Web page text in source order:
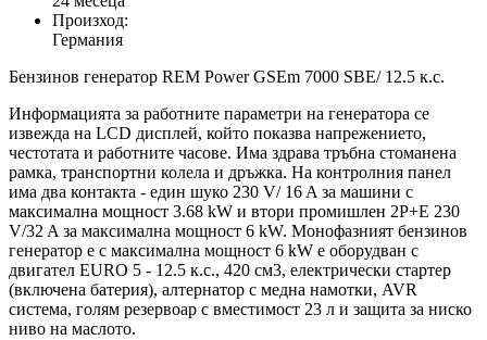
Произход:
Германия
Бензинов генератор REM Power GSEm 7000 SBE/ 12.5 к.с.
Информацията за работните параметри на генератора се
извежда на LCD дисплей, който показва напрежението,
честотата и работните часове. Има здрава тръбна стоманена
рамка, транспортни колела и дръжка. На контролния панел
има два контакта - един шуко 230 V/ 16 A за машини с
максимална мощност 3.68 kW и втори промишлен 2Р+Е 230
V/32 A за максимална мощност 6 kW. Монофазният бензинов
генератор е с максимална мощност 6 kW е оборудван с
двигател EURO 5 - 12.5 к.с., 420 см3, електрически стартер
(включена батерия), алтернатор с медна намотки, AVR
система, голям резервоар с вместимост 23 л и защита за ниско
ниво на маслото.